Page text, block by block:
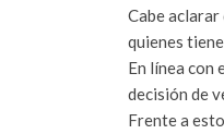
Cabe
quienes
En línea con
decisión de
Frente a